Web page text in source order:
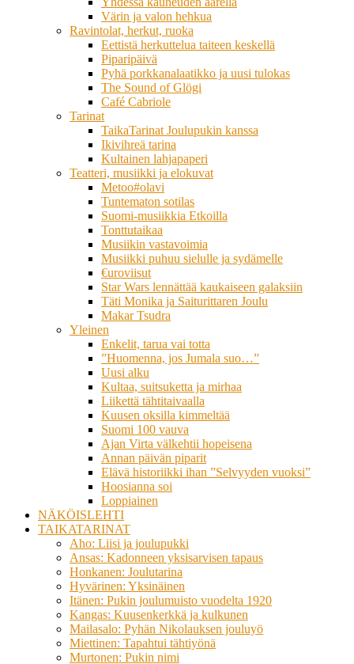
Värin ja valon hehkua
Ravintolat, herkut, ruoka
Eettistä herkuttelua taiteen keskellä
Piparipäivä
Pyhä porkkanalaatikko ja uusi tulokas
The Sound of Glögi
Café Cabriole
Tarinat
TaikaTarinat Joulupukin kanssa
Ikivihreä tarina
Kultainen lahjapaperi
Teatteri, musiikki ja elokuvat
Metoo#olavi
Tuntematon sotilas
Suomi-musiikkia Etkoilla
Tonttutaikaa
Musiikin vastavoimia
Musiikki puhuu sielulle ja sydämelle
€uroviisut
Star Wars lennättää kaukaiseen galaksiin
Täti Monika ja Saiturittaren Joulu
Makar Tsudra
Yleinen
Enkelit, tarua vai totta
”Huomenna, jos Jumala suo…”
Uusi alku
Kultaa, suitsuketta ja mirhaa
Liikettä tähtitaivaalla
Kuusen oksilla kimmeltää
Suomi 100 vauva
Ajan Virta välkehtii hopeisena
Annan päivän piparit
Elävä historiikki ihan ”Selvyyden vuoksi”
Hoosianna soi
Loppiainen
NÄKÖISLEHTI
TAIKATARINAT
Aho: Liisi ja joulupukki
Ansas: Kadonneen yksisarvisen tapaus
Honkanen: Joulutarina
Hyvärinen: Yksinäinen
Itänen: Pukin joulumuisto vuodelta 1920
Kangas: Kuusenkerkkä ja kulkunen
Mailasalo: Pyhän Nikolauksen jouluyö
Miettinen: Tapahtui tähtiyönä
Murtonen: Pukin nimi